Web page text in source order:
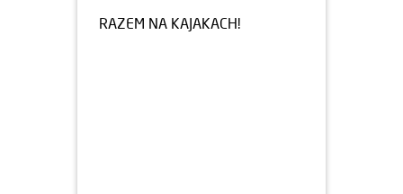
RAZEM NA KAJAKACH!